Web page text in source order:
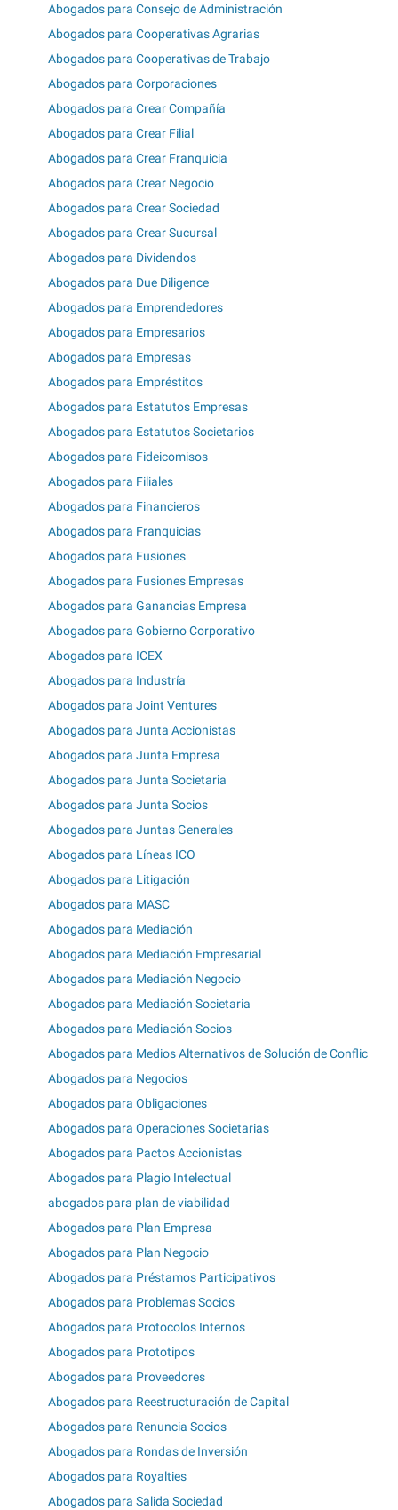
Abogados para Consejo de Administración
Abogados para Cooperativas Agrarias
Abogados para Cooperativas de Trabajo
Abogados para Corporaciones
Abogados para Crear Compañía
Abogados para Crear Filial
Abogados para Crear Franquicia
Abogados para Crear Negocio
Abogados para Crear Sociedad
Abogados para Crear Sucursal
Abogados para Dividendos
Abogados para Due Diligence
Abogados para Emprendedores
Abogados para Empresarios
Abogados para Empresas
Abogados para Empréstitos
Abogados para Estatutos Empresas
Abogados para Estatutos Societarios
Abogados para Fideicomisos
Abogados para Filiales
Abogados para Financieros
Abogados para Franquicias
Abogados para Fusiones
Abogados para Fusiones Empresas
Abogados para Ganancias Empresa
Abogados para Gobierno Corporativo
Abogados para ICEX
Abogados para Industría
Abogados para Joint Ventures
Abogados para Junta Accionistas
Abogados para Junta Empresa
Abogados para Junta Societaria
Abogados para Junta Socios
Abogados para Juntas Generales
Abogados para Líneas ICO
Abogados para Litigación
Abogados para MASC
Abogados para Mediación
Abogados para Mediación Empresarial
Abogados para Mediación Negocio
Abogados para Mediación Societaria
Abogados para Mediación Socios
Abogados para Medios Alternativos de Solución de Conflic
Abogados para Negocios
Abogados para Obligaciones
Abogados para Operaciones Societarias
Abogados para Pactos Accionistas
Abogados para Plagio Intelectual
abogados para plan de viabilidad
Abogados para Plan Empresa
Abogados para Plan Negocio
Abogados para Préstamos Participativos
Abogados para Problemas Socios
Abogados para Protocolos Internos
Abogados para Prototipos
Abogados para Proveedores
Abogados para Reestructuración de Capital
Abogados para Renuncia Socios
Abogados para Rondas de Inversión
Abogados para Royalties
Abogados para Salida Sociedad